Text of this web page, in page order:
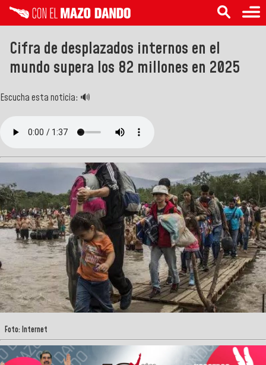
Cifra de desplazados internos en el
mundo supera los 82 millones en 2025
Escucha esta noticia: 🔊
Foto: Internet